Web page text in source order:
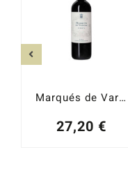
Marqués de Vargas Reserva 2020
27,20 €